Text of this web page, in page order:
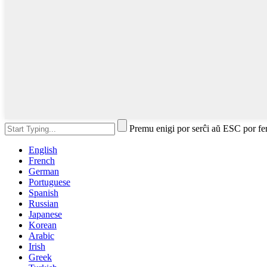
Premu enigi por serĉi aŭ ESC por
English
French
German
Portuguese
Spanish
Russian
Japanese
Korean
Arabic
Irish
Greek